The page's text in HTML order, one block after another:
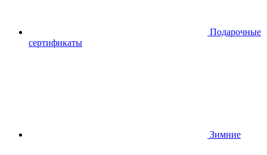
Подарочные
сертификаты
Зимние